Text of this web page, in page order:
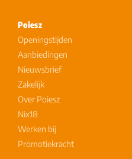
Poiesz
Openingstijden
Aanbiedingen
Nieuwsbrief
Zakelijk
Over Poiesz
Nix18
Werken bij
Promotiekracht